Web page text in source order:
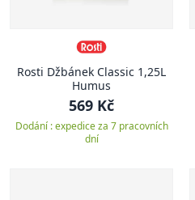
Rosti Džbánek Classic 1,25L
Humus
569 Kč
Dodání : expedice za 7 pracovních
dní